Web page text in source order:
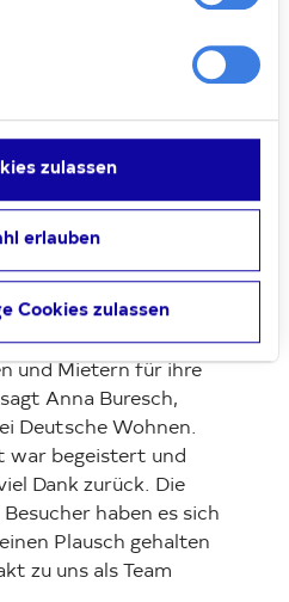
zulassen
erlauben
Cookies zulassen
vor Ort v.l.n.r. Fulden
Buresch (Bewirtschafterin),
wollten wir uns bei
und Mietern für ihre
Anna Buresch,
Deutsche Wohnen.
war begeistert und
Dank zurück. Die
haben es sich
Plausch gehalten
zu uns als Team